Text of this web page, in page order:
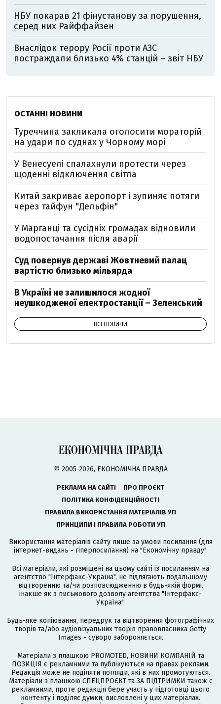
НБУ покарав 21 фінустанову за порушення,
серед них Райффайзен
Внаслідок терору Росії проти АЗС
постраждали близько 4% станцій – звіт НБУ
ОСТАННІ НОВИНИ
Туреччина закликала оголосити мораторій
на удари по суднах у Чорному морі
У Венесуелі спалахнули протести через
щоденні відключення світла
Китай закриває аеропорт і зупиняє потяги
через тайфун "Дельфін"
У Марганці та сусідніх громадах відновили
водопостачання після аварії
Суд повернув державі Жовтневий палац
вартістю близько мільярда
В Україні не залишилося жодної
неушкодженої електростанції – Зеленський
ВСІ НОВИНИ
© 2005-2026, ЕКОНОМІЧНА ПРАВДА
РЕКЛАМА НА САЙТІ
ПРО ПРОЄКТ
ПОЛІТИКА КОНФІДЕНЦІЙНОСТІ
ПРАВИЛА ВИКОРИСТАННЯ МАТЕРІАЛІВ УП
ПРИНЦИПИ І ПРАВИЛА РОБОТИ УП
Використання матеріалів сайту лише за умови посилання (для
інтернет-видань - гіперпосилання) на "Економічну правду".
Всі матеріали, які розміщені на цьому сайті із посиланням на
агентство "Інтерфакс-Україна", не підлягають подальшому
відтворенню та/чи розповсюдженню в будь-якій формі,
інакше як з письмового дозволу агентства "Інтерфакс-
Україна".
Будь-яке копіювання, передрук та відтворення фотографічних
творів та/або аудіовізуальних творів правовласника Getty
Images - суворо забороняється.
Матеріали з плашкою PROMOTED, НОВИНИ КОМПАНІЙ та
ПОЗИЦІЯ є рекламними та публікуються на правах реклами.
Редакція може не поділяти погляди, які в них промотуються.
Матеріали з плашкою СПЕЦПРОЄКТ та ЗА ПІДТРИМКИ також є
рекламними, проте редакція бере участь у підготовці цього
контенту і поділяє думки, висловлені у цих матеріалах.